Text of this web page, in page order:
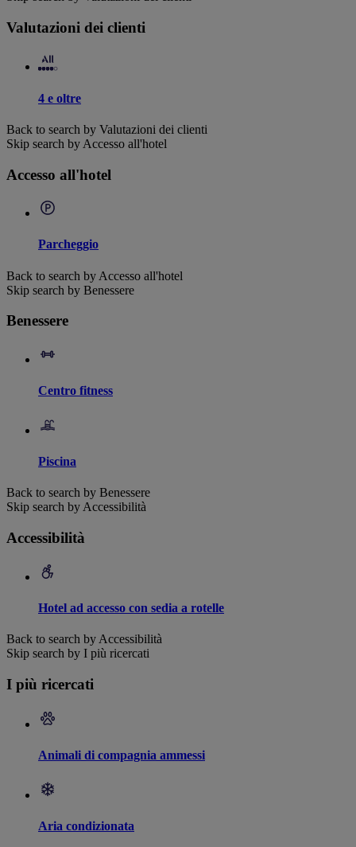
Valutazioni dei clienti
4 e oltre
Back to search by Valutazioni dei clienti
Skip search by Accesso all'hotel
Accesso all'hotel
Parcheggio
Back to search by Accesso all'hotel
Skip search by Benessere
Benessere
Centro fitness
Piscina
Back to search by Benessere
Skip search by Accessibilità
Accessibilità
Hotel ad accesso con sedia a rotelle
Back to search by Accessibilità
Skip search by I più ricercati
I più ricercati
Animali di compagnia ammessi
Aria condizionata